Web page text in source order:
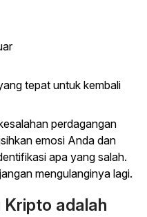
tepat untuk kembali
perdagangan
emosi Anda dan
apa yang salah.
mengulanginya lagi.
adalah